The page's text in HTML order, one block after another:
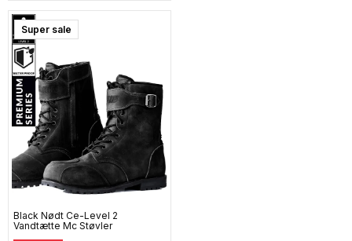
Super sale
Black Nødt Ce-Level 2
Vandtætte Mc Støvler